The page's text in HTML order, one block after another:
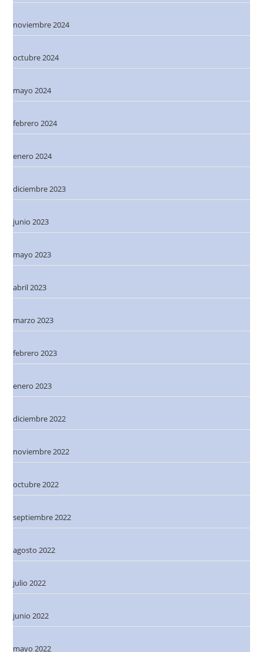
noviembre 2024
octubre 2024
mayo 2024
febrero 2024
enero 2024
diciembre 2023
junio 2023
mayo 2023
abril 2023
marzo 2023
febrero 2023
enero 2023
diciembre 2022
noviembre 2022
octubre 2022
septiembre 2022
agosto 2022
julio 2022
junio 2022
mayo 2022